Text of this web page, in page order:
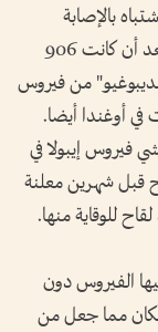
بالإصابة
بالفيروس بلغت إلى غاية نهار الجمعة 1028 حالة بعد أن كانت 906
من فيروس
في أوغندا أيضا.
فيروس إيبولا في
قبل شهرين معلنة
للوقاية منها.
الفيروس دون
مما جعل من